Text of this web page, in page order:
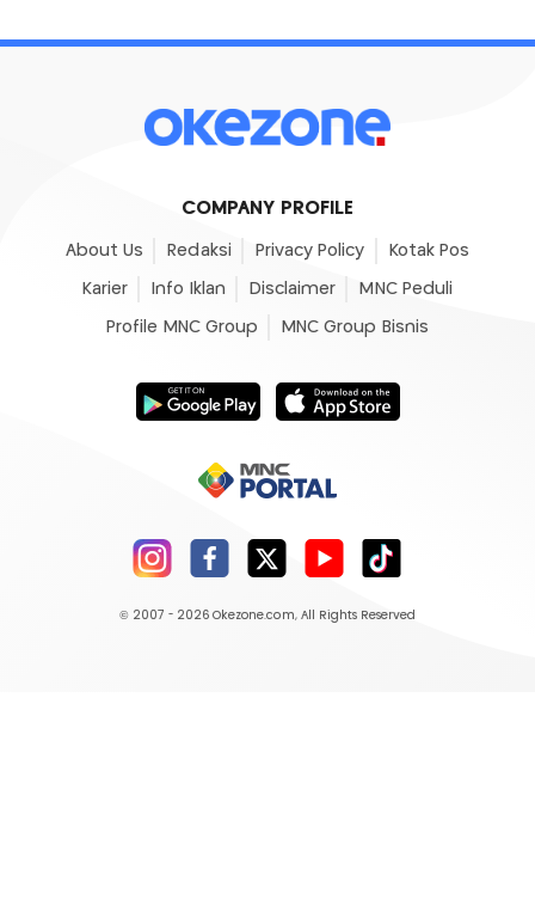
COMPANY PROFILE
About Us Redaksi Privacy Policy Kotak Pos
Karier Info Iklan Disclaimer MNC Peduli
Profile MNC Group MNC Group Bisnis
© 2007 - 2026 Okezone.com, All Rights Reserved